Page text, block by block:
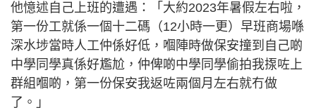
他憶述自己上班的遭遇：「大約2023年暑假左右啦，
第一份工就係一個十二碼（12小時一更）早班商場喺
深水埗當時人工仲係好低，嗰陣時做保安撞到自己啲
中學同學真係好尷尬，仲俾啲中學同學偷拍我揼咗上
群組嗰啲，第一份保安我返咗兩個月左右就冇做
了。」